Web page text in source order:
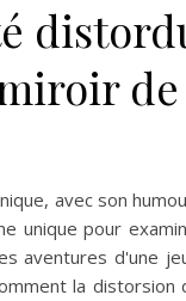
avec son
unique pour
aventures d'une
la distorsion